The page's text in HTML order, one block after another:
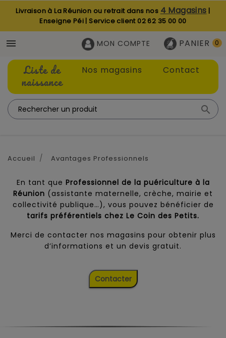
Livraison à La Réunion ou retrait dans nos 4 Magasins |
Enseigne Péi | Service client02 62 35 00 00
 PANIER 0
MON COMPTE
Liste de
naissance
Nos magasins Contact

Accueil Avantages Professionnels
En tant que Professionnel de la puériculture à la
Réunion (assistante maternelle, crèche, mairie et
collectivité publique…), vous pouvez bénéficier de
tarifs préférentiels chez Le Coin des Petits.
Merci de contacter nos magasins pour obtenir plus
d’informations et un devis gratuit.
Contacter